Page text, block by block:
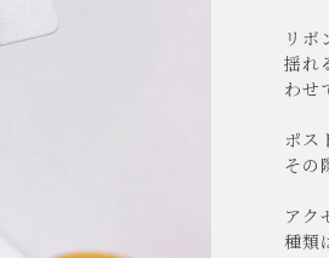
リボ
揺れ
わせ
ポス
その
アク
種類